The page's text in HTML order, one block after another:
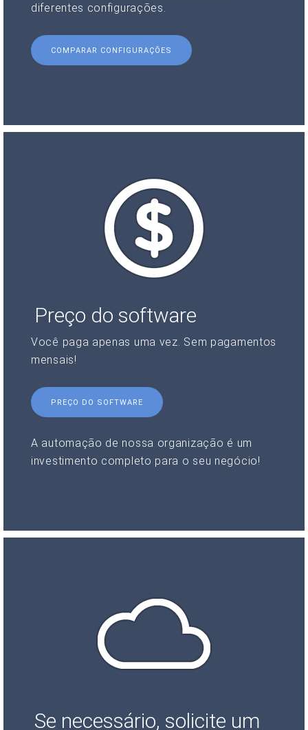
diferentes configurações.
COMPARAR CONFIGURAÇÕES
Preço do software
Você paga apenas uma vez. Sem pagamentos
mensais!
PREÇO DO SOFTWARE
A automação de nossa organização é um
investimento completo para o seu negócio!
Se necessário, solicite um